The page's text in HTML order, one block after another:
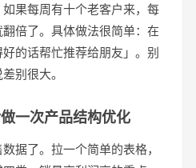
果每周有十个老客户来，每
倍了。具体做法很简单：在
的话帮忙推荐给朋友」。别
别很大。
一次产品结构优化
据了。拉一个简单的表格，